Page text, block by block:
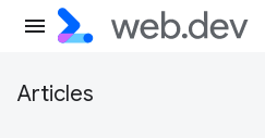
Articles